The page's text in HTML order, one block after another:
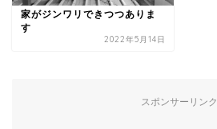
家がジンワリできつつありま
す
2022年5月14日
スポンサーリンク